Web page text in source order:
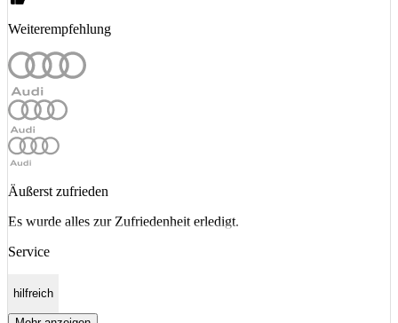
Weiterempfehlung
Äußerst zufrieden
Es wurde alles zur Zufriedenheit erledigt.
Service
hilfreich